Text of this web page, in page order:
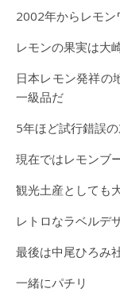
2002年からレモン
レモンの果実は大
日本レモン発祥の
一級品だ
5年ほど試行錯誤
現在ではレモンブ
観光土産としても
レトロなラベルデ
最後は中尾ひろみ
一緒にパチリ